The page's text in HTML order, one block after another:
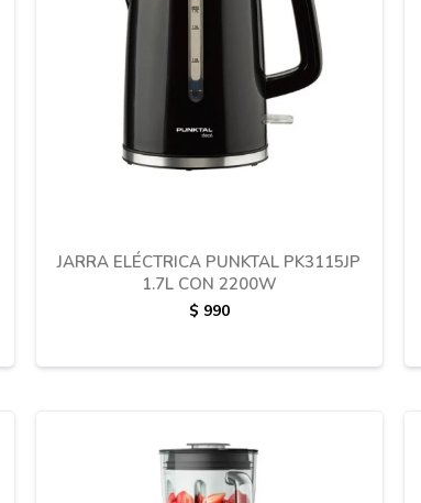
JARRA ELÉCTRICA PUNKTAL PK3115JP
1.7L CON 2200W
$ 990